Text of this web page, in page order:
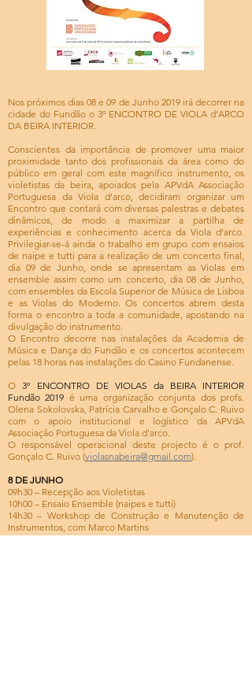
Nos próximos dias 08 e 09 de Junho 2019 irá decorrer na
cidade do Fundão o 3º ENCONTRO DE VIOLA d’ARCO
DA BEIRA INTERIOR.
Conscientes da importância de promover uma maior
proximidade tanto dos profissionais da área como do
público em geral com este magnífico instrumento, os
violetistas da beira, apoiados pela APVdA Associação
Portuguesa da Viola d’arco, decidiram organizar um
Encontro que contará com diversas palestras e debates
dinâmicos, de modo a maximizar a partilha de
experiências e conhecimento acerca da Viola d’arco.
Privilegiar-se-á ainda o trabalho em grupo com ensaios
de naipe e tutti para a realização de um concerto final,
dia 09 de Junho, onde se apresentam as Violas em
ensemble assim como um concerto, dia 08 de Junho,
com ensembles da Escola Superior de Música de Lisboa
e as Violas do Moderno. Os concertos abrem desta
forma o encontro a toda a comunidade, apostando na
divulgação do instrumento.
O Encontro decorre nas instalações da Academia de
Música e Dança do Fundão e os concertos acontecem
pelas 18 horas nas instalações do Casino Fundanense.
O 3º ENCONTRO DE VIOLAS da BEIRA INTERIOR
Fundão 2019 é uma organização conjunta dos profs.
Olena Sokolovska, Patrícia Carvalho e Gonçalo C. Ruivo
com o apoio institucional e logístico da APVdA
Associação Portuguesa da Viola d'arco.
O responsável operacional deste projecto é o prof.
Gonçalo C. Ruivo (violasnabeira@gmail.com).
8 DE JUNHO
09h30 – Recepção aos Violetistas
10h00 – Ensaio Ensemble (naipes e tutti)
14h30 – Workshop de Construção e Manutenção de
Instrumentos, com Marco Martins
15h30 – Ensaio Ensemble (tutti)